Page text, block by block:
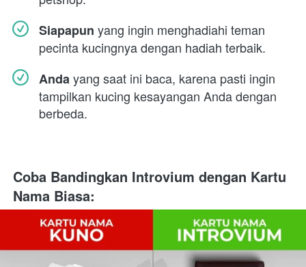
Siapapun yang ingin menghadiahi teman
pecinta kucingnya dengan hadiah terbaik.
Anda yang saat ini baca, karena pasti ingin
tampilkan kucing kesayangan Anda dengan
berbeda.
Coba Bandingkan Introvium dengan Kartu
Nama Biasa: